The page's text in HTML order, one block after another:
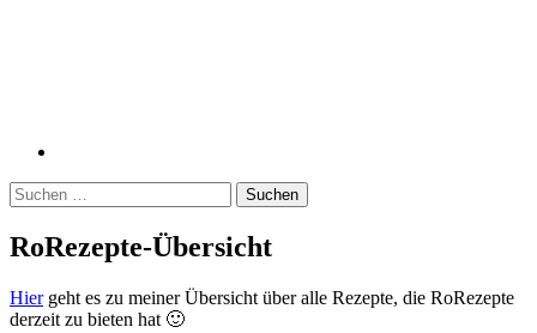
Suchen
nach:
RoRezepte-Übersicht
Hiergeht es zu meiner Übersicht über alle Rezepte, die RoRezepte
derzeit zu bieten hat 🙂